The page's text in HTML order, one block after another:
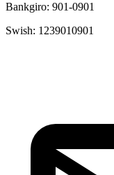
Bankgiro: 901-0901
Swish: 1239010901